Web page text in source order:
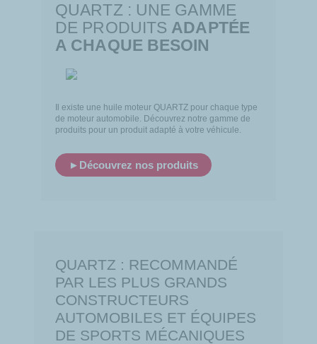
QUARTZ : UNE GAMME
DE PRODUITS ADAPTÉE
A CHAQUE BESOIN
Il existe une huile moteur QUARTZ pour chaque type
de moteur automobile. Découvrez notre gamme de
produits pour un produit adapté à votre véhicule.
► Découvrez nos produits
QUARTZ : RECOMMANDÉ
PAR LES PLUS GRANDS
CONSTRUCTEURS
AUTOMOBILES ET ÉQUIPES
DE SPORTS MÉCANIQUES